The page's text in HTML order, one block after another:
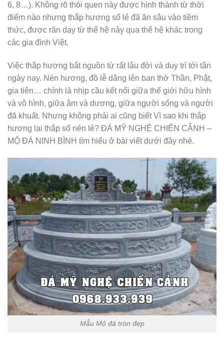
6, 8…). Không rõ thói quen này được hình thành từ thời
điểm nào nhưng thắp hương số lẻ đã ăn sâu vào tiềm
thức, được răn dạy từ thế hệ này qua thế hệ khác trong
các gia đình Việt.
Việc thắp hương bắt nguồn từ rất lâu đời và duy trì tới tận
ngày nay. Nén hương, đồ lễ dâng lên ban thờ Thần, Phật,
gia tiên… chính là nhịp cầu kết nối giữa thế giới hữu hình
và vô hình, giữa âm và dương, giữa người sống và người
đã khuất. Nhưng không phải ai cũng biết Vì sao khi thắp
hương lại thắp số nén lẻ? ĐÁ MỸ NGHỆ CHIẾN CẢNH –
MỘ ĐÁ NINH BÌNH tìm hiểu ở bài viết dưới đây nhé.
Mẫu Mộ đá tròn đẹp